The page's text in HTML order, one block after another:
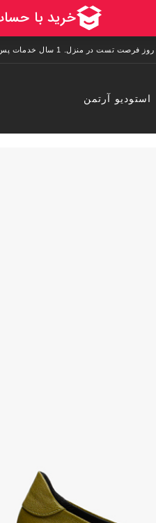
استودیو آرتمن